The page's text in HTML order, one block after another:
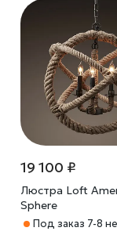
19 100 ₽
Люстра Loft
Sphere
Под заказ 7-8